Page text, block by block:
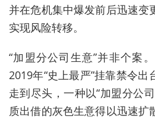
并在危机集中爆发前后迅速变
实现风险转移。
“加盟分公司生意”并非个案
2019年“史上最严”挂靠禁令
走到尽头，一种以“加盟分公
质出借的灰色生意得以迅速扩